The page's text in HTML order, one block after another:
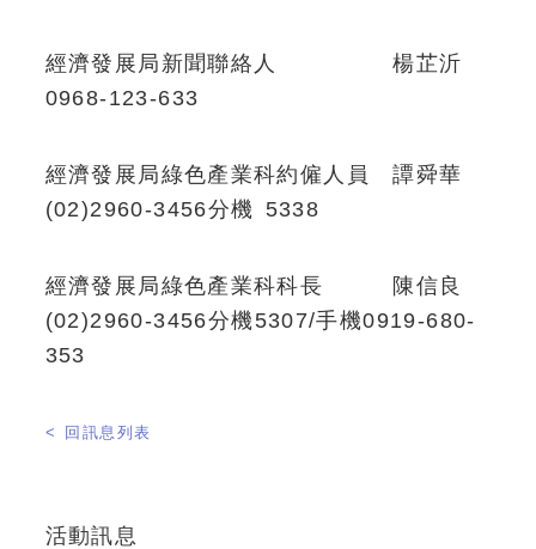
經濟發展局新聞聯絡人 楊芷沂
0968-123-633
經濟發展局綠色產業科約僱人員 譚舜華
(02)2960-3456分機 5338
經濟發展局綠色產業科科長 陳信良
(02)2960-3456分機5307/手機0919-680-
353
< 回訊息列表
活動訊息